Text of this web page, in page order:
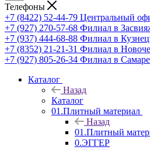
Телефоны
+7 (8422) 52-44-79 Центральный
+7 (927) 270-57-68 Филиал в
+7 (937) 444-68-88 Филиал в
+7 (8352) 21-21-31 Филиал в
+7 (927) 805-26-34 Филиал в Самаре
Каталог
Назад
Каталог
01.Плитный материал
Назад
01.Плитный
0.ЭГГЕР